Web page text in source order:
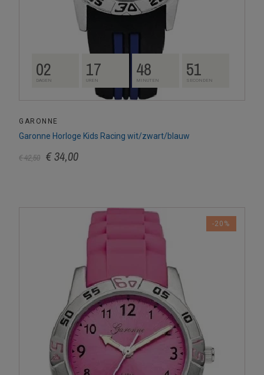
02
DAGEN 17
UREN 48
MINUTEN 50
SECONDEN
GARONNE
Garonne Horloge Kids Racing wit/zwart/blauw
€ 42,50 € 34,00
-20%